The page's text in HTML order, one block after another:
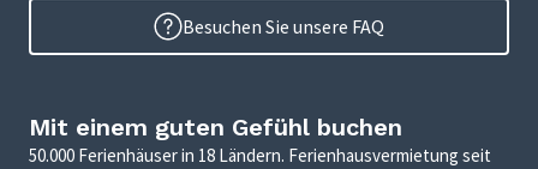
Besuchen Sie unsere FAQ
Mit einem guten Gefühl buchen
50.000 Ferienhäuser in 18 Ländern. Ferienhausvermietung seit